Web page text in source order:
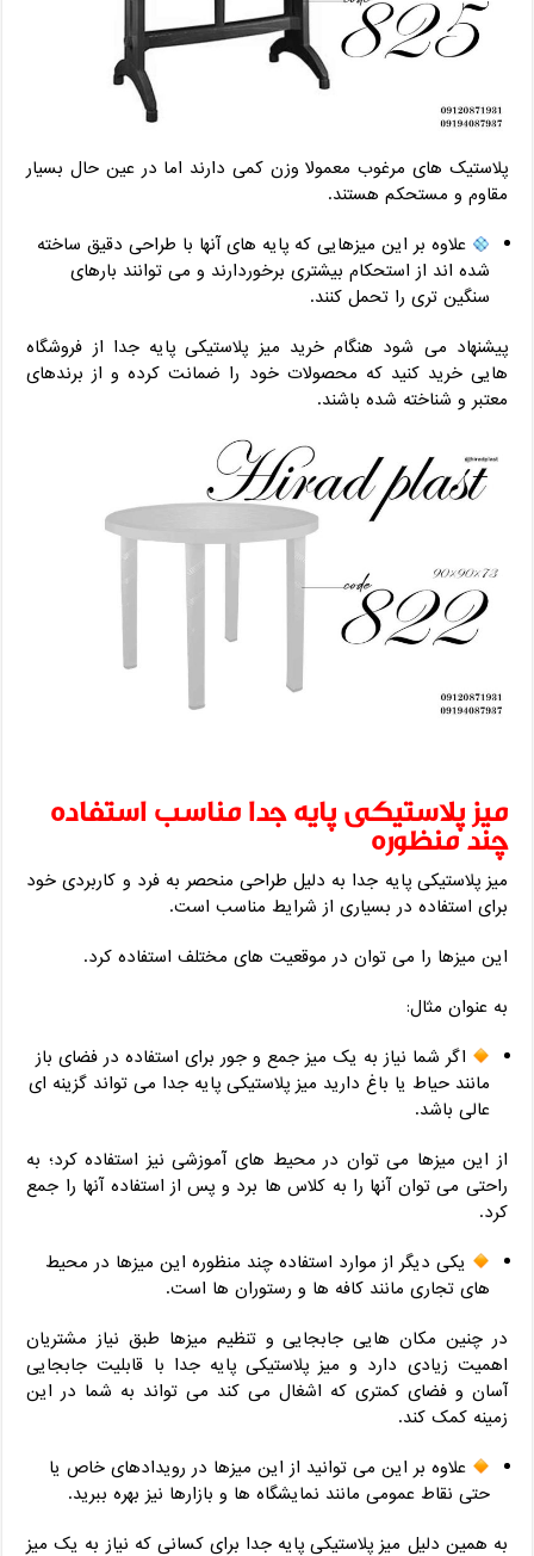
پلاستیک های مرغوب معمولا وزن کمی دارند اما در عین حال بسیار
مقاوم و مستحکم هستند.
علاوه بر این میزهایی که پایه های آنها با طراحی دقیق ساخته
شده اند از استحکام بیشتری برخوردارند و می توانند بارهای
سنگین تری را تحمل کنند.
پیشنهاد می شود هنگام خرید میز پلاستیکی پایه جدا از فروشگاه
هایی خرید کنید که محصولات خود را ضمانت کرده و از برندهای
معتبر و شناخته شده باشند.
میز پلاستیکی پایه جدا مناسب استفاده
چند منظوره
میز پلاستیکی پایه جدا به دلیل طراحی منحصر به فرد و کاربردی خود
برای استفاده در بسیاری از شرایط مناسب است.
این میزها را می توان در موقعیت های مختلف استفاده کرد.
به عنوان مثال:
اگر شما نیاز به یک میز جمع و جور برای استفاده در فضای باز
مانند حیاط یا باغ دارید میز پلاستیکی پایه جدا می تواند گزینه ای
عالی باشد.
از این میزها می توان در محیط های آموزشی نیز استفاده کرد؛ به
راحتی می توان آنها را به کلاس ها برد و پس از استفاده آنها را جمع
کرد.
یکی دیگر از موارد استفاده چند منظوره این میزها در محیط
های تجاری مانند کافه ها و رستوران ها است.
در چنین مکان هایی جابجایی و تنظیم میزها طبق نیاز مشتریان
اهمیت زیادی دارد و میز پلاستیکی پایه جدا با قابلیت جابجایی
آسان و فضای کمتری که اشغال می کند می تواند به شما در این
زمینه کمک کند.
علاوه بر این می توانید از این میزها در رویدادهای خاص یا
حتی نقاط عمومی مانند نمایشگاه ها و بازارها نیز بهره ببرید.
به همین دلیل میز پلاستیکی پایه جدا برای کسانی که نیاز به یک میز